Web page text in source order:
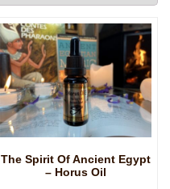
The Spirit Of Ancient Egypt
– Horus Oil